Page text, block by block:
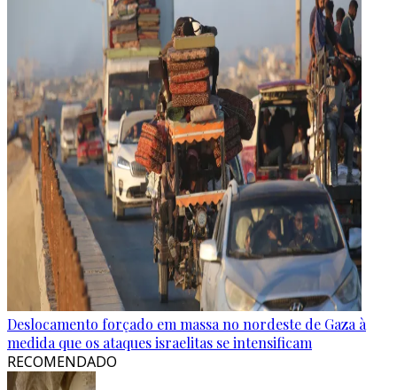
Deslocamento forçado em massa no nordeste de Gaza à
medida que os ataques israelitas se intensificam
RECOMENDADO